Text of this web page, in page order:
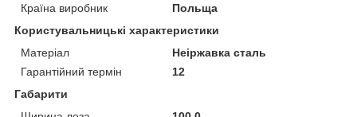
Країна виробник
Польща
Користувальницькі характеристики
Матеріал
Неіржавка сталь
Гарантійний термін
12
Габарити